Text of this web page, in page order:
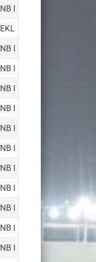
NB I
EKL
NB I
NB I
NB I
NB I
NB I
NB I
NB I
NB I
NB I
NB I
NB I